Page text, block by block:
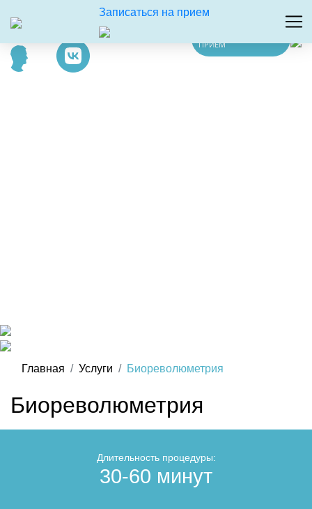
ПРИЕМ
Записаться на прием
Главная Услуги Биореволюметрия
Биореволюметрия
Длительность процедуры:
30-60 минут